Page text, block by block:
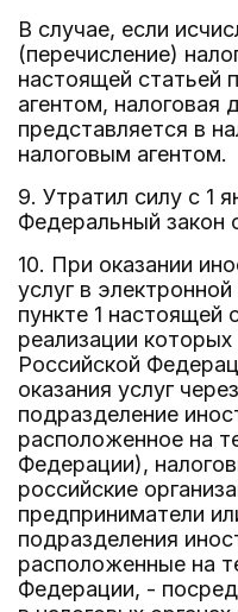
В случае, если
(перечисление)
настоящей статьей
агентом, налоговая
представляется в
налоговым агентом.
9. Утратил силу с 1
Федеральный закон
10. При оказании
услуг в
пункте 1 настоящей
реализации
Российской
оказания услуг
подразделение
расположенное на
Федерации),
российские
предприниматели
подразделения
расположенные на
Федерации, -